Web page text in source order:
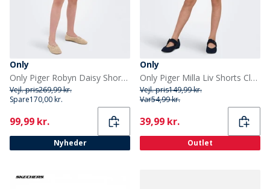
Only
Only Piger Robyn Daisy Shorts Light Blue Denim
Vejl. pris269,99 kr.
Spare170,00 kr.
Current
99,99 kr.
Nyheder
Only
Only Piger Milla Liv Shorts Cloud Dancer
Vejl. pris149,99 kr.
Var54,99 kr.
Current
39,99 kr.
Outlet